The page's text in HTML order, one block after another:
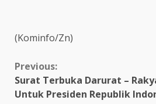
(Kominfo/Zn)
Continue
Reading
Previous:
Surat Terbuka Darurat –
Untuk Presiden Republik